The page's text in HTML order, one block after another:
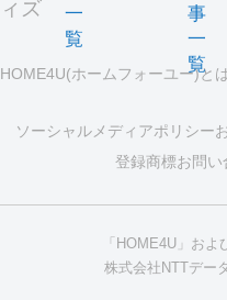
一
覧
事
一
覧
HOME4U(ホームフォーユー)と
ソーシャルメディアポリシー
登録商標お問い
「HOME4U」お
株式会社NTTデー